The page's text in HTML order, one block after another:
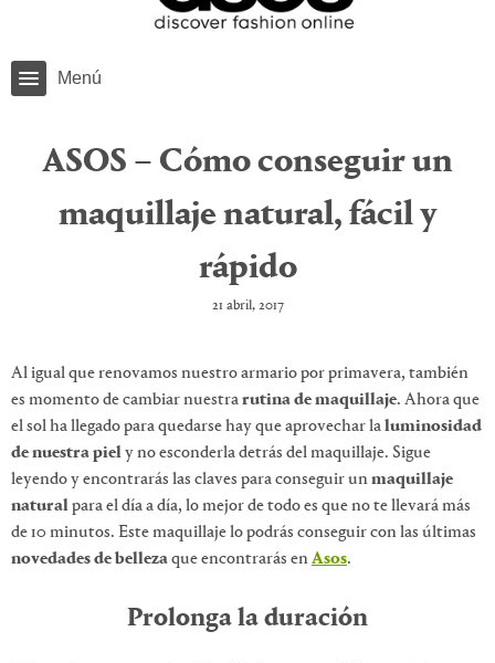
Menú
ASOS – Cómo conseguir un
maquillaje natural, fácil y
rápido
21 abril, 2017
Al igual que renovamos nuestro armario por primavera, también
es momento de cambiar nuestrarutina de maquillaje. Ahora que
el sol ha llegado para quedarse hay que aprovechar laluminosidad
de nuestra piely no esconderla detrás del maquillaje. Sigue
leyendo y encontrarás las claves para conseguir unmaquillaje
naturalpara el día a día, lo mejor de todo es que no te llevará más
de 10 minutos. Este maquillaje lo podrás conseguir con las últimas
novedades de bellezaque encontrarás enAsos.
Prolonga la duración